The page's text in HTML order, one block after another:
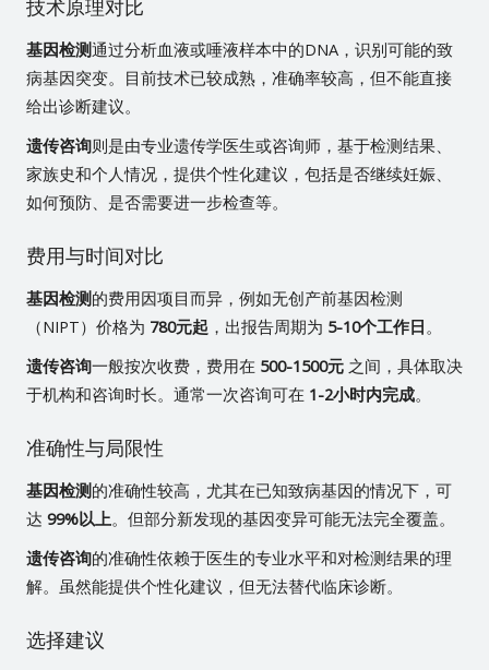
技术原理对比
基因检测通过分析血液或唾液样本中的DNA，识别可能的致
病基因突变。目前技术已较成熟，准确率较高，但不能直接
给出诊断建议。
遗传咨询则是由专业遗传学医生或咨询师，基于检测结果、
家族史和个人情况，提供个性化建议，包括是否继续妊娠、
如何预防、是否需要进一步检查等。
费用与时间对比
基因检测的费用因项目而异，例如无创产前基因检测
（NIPT）价格为 780元起 ，出报告周期为 5-10个工作日。
遗传咨询一般按次收费，费用在 500-1500元之间，具体取决
于机构和咨询时长。通常一次咨询可在 1-2小时内完成。
准确性与局限性
基因检测的准确性较高，尤其在已知致病基因的情况下，可
达 99%以上。但部分新发现的基因变异可能无法完全覆盖。
遗传咨询的准确性依赖于医生的专业水平和对检测结果的理
解。虽然能提供个性化建议，但无法替代临床诊断。
选择建议